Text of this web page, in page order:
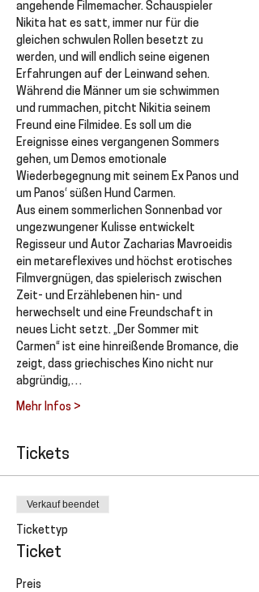
angehende Filmemacher. Schauspieler
Nikita hat es satt, immer nur für die
gleichen schwulen Rollen besetzt zu
werden, und will endlich seine eigenen
Erfahrungen auf der Leinwand sehen.
Während die Männer um sie schwimmen
und rummachen, pitcht Nikitia seinem
Freund eine Filmidee. Es soll um die
Ereignisse eines vergangenen Sommers
gehen, um Demos emotionale
Wiederbegegnung mit seinem Ex Panos und
um Panos‘ süßen Hund Carmen.
Aus einem sommerlichen Sonnenbad vor
ungezwungener Kulisse entwickelt
Regisseur und Autor Zacharias Mavroeidis
ein metareflexives und höchst erotisches
Filmvergnügen, das spielerisch zwischen
Zeit- und Erzählebenen hin- und
herwechselt und eine Freundschaft in
neues Licht setzt. „Der Sommer mit
Carmen“ ist eine hinreißende Bromance, die
zeigt, dass griechisches Kino nicht nur
abgründig,…
Mehr Infos >
Tickets
Verkauf beendet
Tickettyp
Ticket
Preis